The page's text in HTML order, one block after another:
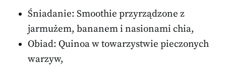
Śniadanie: Smoothie przyrządzone z
jarmużem, bananem i nasionami chia,
Obiad: Quinoa w towarzystwie pieczonych
warzyw,